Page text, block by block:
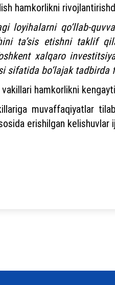
hamkorlikni
loyihalarni qo‘llab-
ta’sis etishni taklif
xalqaro
sifatida bo‘lajak
hamkorlikni
muvaffaqiyatlar
erishilgan